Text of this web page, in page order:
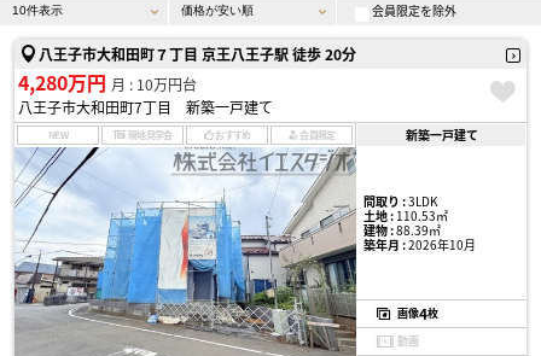
会員限定を除外
八王子市大和田町７丁目 京王八王子駅 徒歩 20分
4,280万円 月 : 10万円台
八王子市大和田町7丁目 新築一戸建て
NEW 現地見学会 おすすめ 会員限定 新築一戸建て
間取り :3LDK
土地 :110.53㎡
建物 :88.39㎡
築年月 :2026年10月
画像4枚
動画